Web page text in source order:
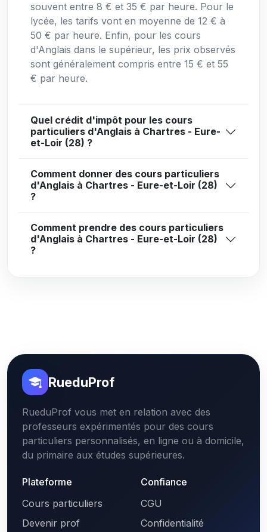
souvent entre 8 € et 35 € par heure. Pour le
lycée, les tarifs vont en moyenne de 12 € à
50 € par heure. Enfin, pour les cours
d'Anglais dans le supérieur, les prix observés
sont généralement compris entre 15 € et 55
€ par heure.
Quel crédit d'impôt pour les cours
particuliers d'Anglais à Chartres - Eure-
et-Loir (28) ?
Comment donner des cours particuliers
d'Anglais à Chartres - Eure-et-Loir (28)
?
Comment prendre des cours particuliers
d'Anglais à Chartres - Eure-et-Loir (28)
?
RueduProf
RueduProf vous met en relation avec des
professeurs expérimentés pour des cours
particuliers personnalisés, en ligne ou à domicile,
du primaire aux études supérieures.
Plateforme
Cours particuliers
Devenir prof
Confiance
CGU
Confidentialité